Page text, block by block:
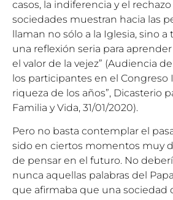
casos, la indiferencia y el
sociedades muestran hacia las
llaman no sólo a la Iglesia, sino
una reflexión seria para
el valor de la vejez” (Audiencia
los participantes en el Congreso
riqueza de los años”, Dicasterio
Familia y Vida, 31/01/2020).
Pero no basta contemplar el
sido en ciertos momentos muy
de pensar en el futuro. No
nunca aquellas palabras del
que afirmaba que una sociedad